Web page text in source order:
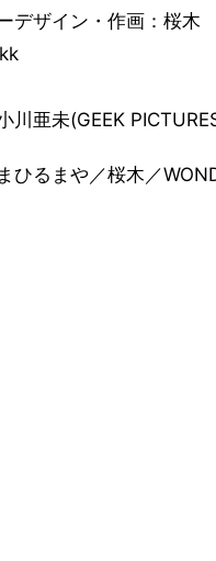
デザイン・作画：桜木
川亜未(GEEK
ひるまや／桜木／